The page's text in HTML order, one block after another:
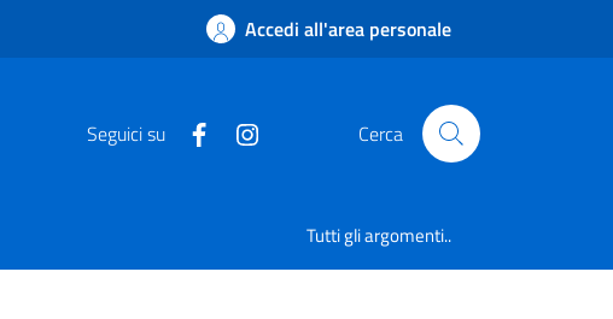
Accedi all'area personale
Seguici su Cerca
Tutti gli argomenti..